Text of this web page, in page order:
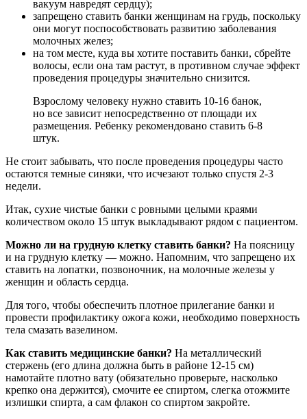
вакуум навредят сердцу);
запрещено ставить банки женщинам на грудь, поскольку
они могут поспособствовать развитию заболевания
молочных желез;
на том месте, куда вы хотите поставить банки, сбрейте
волосы, если она там растут, в противном случае эффект
проведения процедуры значительно снизится.
Взрослому человеку нужно ставить 10-16 банок,
но все зависит непосредственно от площади их
размещения. Ребенку рекомендовано ставить 6-8
штук.
Не стоит забывать, что после проведения процедуры часто
остаются темные синяки, что исчезают только спустя 2-3
недели.
Итак, сухие чистые банки с ровными целыми краями
количеством около 15 штук выкладывают рядом с пациентом.
Можно ли на грудную клетку ставить банки? На поясницу
и на грудную клетку — можно. Напомним, что запрещено их
ставить на лопатки, позвоночник, на молочные железы у
женщин и область сердца.
Для того, чтобы обеспечить плотное прилегание банки и
провести профилактику ожога кожи, необходимо поверхность
тела смазать вазелином.
Как ставить медицинские банки? На металлический
стержень (его длина должна быть в районе 12-15 см)
намотайте плотно вату (обязательно проверьте, насколько
крепко она держится), смочите ее спиртом, слегка отожмите
излишки спирта, а сам флакон со спиртом закройте.